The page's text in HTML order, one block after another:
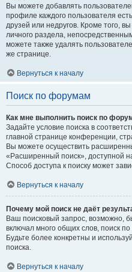
Вы можете добавлять
профиле каждого пользователя
друзей или недругов. Кроме того,
личного раздела,
можете также удалять
же странице.
Вернуться к началу
Поиск по форумам
Как мне выполнить поиск по
Задайте условие поиска в
главной странице конференции,
Вы можете осуществить
«Расширенный поиск», доступной
Способ доступа к поиску может
Вернуться к началу
Почему мой поиск не даёт
Ваш поисковый запрос, возможно,
включал много общих слов, поиск
Будьте более конкретны и
поиска.
Вернуться к началу